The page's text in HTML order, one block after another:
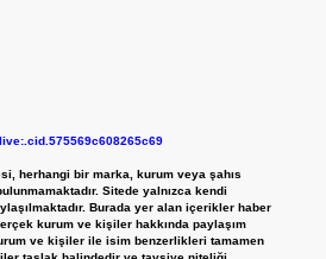
herhangi bir marka, kurum veya şahıs
Sitede yalnızca kendi
Burada yer alan içerikler haber
kurum ve kişiler hakkında paylaşım
ve kişiler ile isim benzerlikleri tamamen